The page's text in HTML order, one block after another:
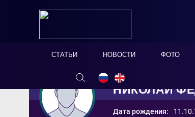
СТАТЬИ НОВОСТИ ФОТО
НИКОЛАЙ
Дата рождения: